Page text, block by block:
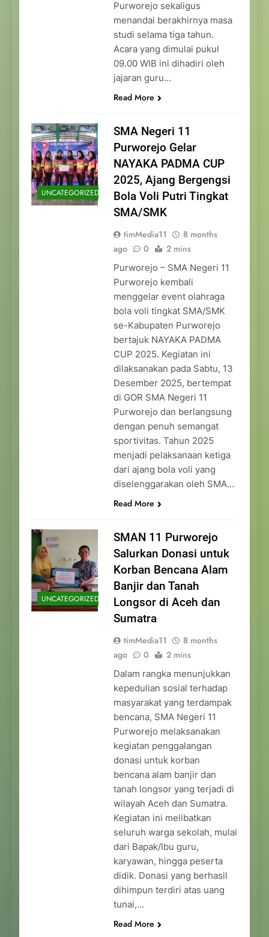
Purworejo sekaligus
menandai berakhirnya masa
studi selama tiga tahun.
Acara yang dimulai pukul
09.00 WIB ini dihadiri oleh
jajaran guru…
Read More
UNCATEGORIZED
SMA Negeri 11
Purworejo Gelar
NAYAKA PADMA CUP
2025, Ajang Bergengsi
Bola Voli Putri Tingkat
SMA/SMK
timMedia11
8 months
ago
0 2 mins
Purworejo – SMA Negeri 11
Purworejo kembali
menggelar event olahraga
bola voli tingkat SMA/SMK
se-Kabupaten Purworejo
bertajuk NAYAKA PADMA
CUP 2025. Kegiatan ini
dilaksanakan pada Sabtu, 13
Desember 2025, bertempat
di GOR SMA Negeri 11
Purworejo dan berlangsung
dengan penuh semangat
sportivitas. Tahun 2025
menjadi pelaksanaan ketiga
dari ajang bola voli yang
diselenggarakan oleh SMA…
Read More
UNCATEGORIZED
SMAN 11 Purworejo
Salurkan Donasi untuk
Korban Bencana Alam
Banjir dan Tanah
Longsor di Aceh dan
Sumatra
timMedia11
8 months
ago
0 2 mins
Dalam rangka menunjukkan
kepedulian sosial terhadap
masyarakat yang terdampak
bencana, SMA Negeri 11
Purworejo melaksanakan
kegiatan penggalangan
donasi untuk korban
bencana alam banjir dan
tanah longsor yang terjadi di
wilayah Aceh dan Sumatra.
Kegiatan ini melibatkan
seluruh warga sekolah, mulai
dari Bapak/Ibu guru,
karyawan, hingga peserta
didik. Donasi yang berhasil
dihimpun terdiri atas uang
tunai,…
Read More